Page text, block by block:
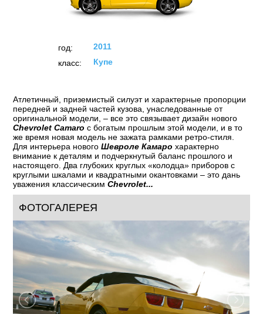
год:
2011
класс:
Купе
Атлетичный, приземистый силуэт и характерные пропорции
передней и задней частей кузова, унаследованные от
оригинальной модели, – все это связывает дизайн нового
Chevrolet Camaro с богатым прошлым этой модели, и в то
же время новая модель не зажата рамками ретро-стиля.
Для интерьера новогоШевроле Камаро характерно
внимание к деталям и подчеркнутый баланс прошлого и
настоящего. Два глубоких круглых «колодца» приборов с
круглыми шкалами и квадратными окантовками – это дань
уважения классическимChevrolet...
ФОТОГАЛЕРЕЯ